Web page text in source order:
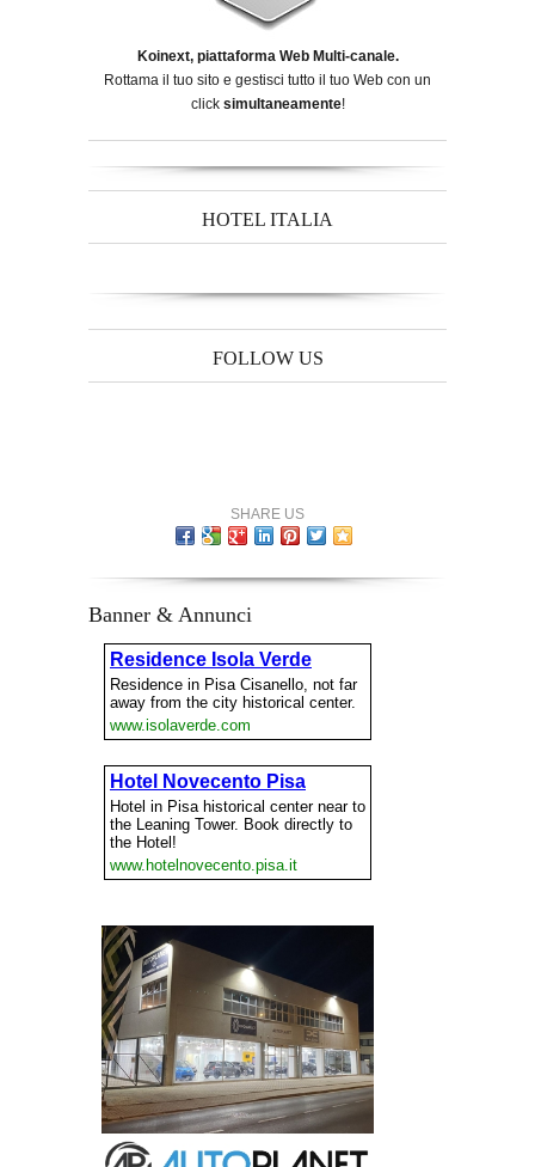
Koinext, piattaforma Web Multi-canale.
Rottama il tuo sito e gestisci tutto il tuo Web con un
click simultaneamente!
HOTEL ITALIA
FOLLOW US
SHARE US
Banner & Annunci